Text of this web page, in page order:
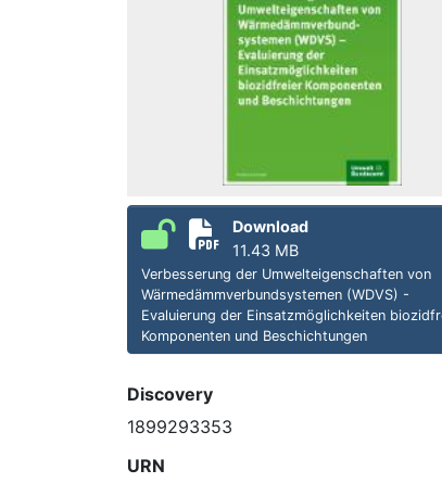
Download
11.43 MB
Verbesserung der Umwelteigenschaften von
Wärmedämmverbundsystemen (WDVS) -
Evaluierung der Einsatzmöglichkeiten
Komponenten und Beschichtungen
Discovery
1899293353
URN